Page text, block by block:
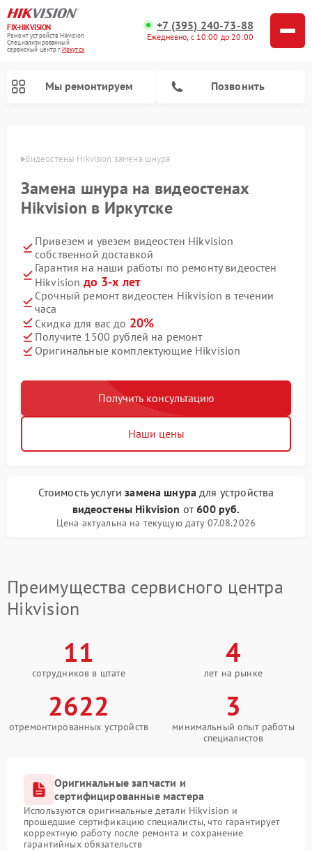
FIX-HIKVISION
Ремонт устройств Hikvision
Специализированный
cервисный центр г.Иркутск
+7 (395) 240-73-88
Ежедневно, с 10:00 до 20:00
Мы ремонтируем Позвонить
Видеостены Hikvision замена шнура
Замена шнура на видеостенах
Hikvision в Иркутске
Привезем и увезем видеостен Hikvision
собственной доставкой
Гарантия на наши работы по ремонту видеостен
Hikvision до 3-х лет
Срочный ремонт видеостен Hikvision в течении
часа
Скидка для вас до 20%
Получите 1500 рублей на ремонт
Оригинальные комплектующие Hikvision
Получить консультацию
Наши цены
Стоимость услугизамена шнура для устройства
видеостены Hikvision от600 руб.
Цена актуальна на текущую дату 07.08.2026
Преимущества сервисного центра
Hikvision
11
сотрудников в штате
4
лет на рынке
2622
отремонтированных устройств
3
минимальный опыт работы
специалистов
Оригинальные запчасти и
сертифицированные мастера
Используются оригинальные детали Hikvision и
прошедшие сертификацию специалисты, что гарантирует
корректную работу после ремонта и сохранение
гарантийных обязательств